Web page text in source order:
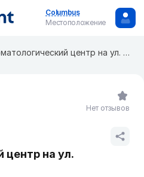
Columbus
Местоположение
Стоматологический центр на ул. Космическая 8
центр на ул.
Нет отзывов